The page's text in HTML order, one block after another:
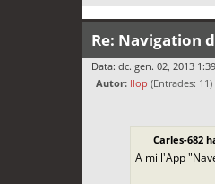
Re: Navigation
Data: dc. gen. 02, 2013
Autor: llop (Entrades: 11)
Carles-682
A mi l'App